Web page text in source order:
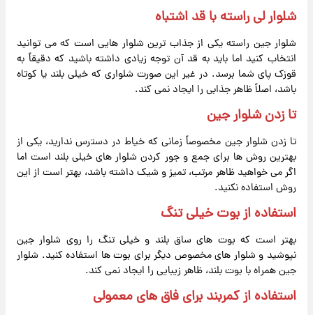
شلوار لی راسته با قد اشتباه
شلوار جین راسته یکی از جذاب ترین شلوار هایی است که می توانید
انتخاب کنید اما باید به قد آن توجه زیادی داشته باشید که دقیقاً به
قوزک پای شما برسد. در غیر این صورت شلواری که خیلی بلند یا کوتاه
باشد، اصلاً ظاهر جذابی را ایجاد نمی کند.
تا زدن شلوار جین
تا زدن شلوار جین مخصوصاً زمانی که خیاط در دسترس ندارید، یکی از
بهترین روش ها برای جمع و جور کردن شلوار های خیلی بلند است اما
اگر می خواهید ظاهر مرتب، تمیز و شیک داشته باشد، بهتر است از این
روش استفاده نکنید.
استفاده از بوت خیلی تنگ
بهتر است که بوت های ساق بلند و خیلی تنگ را روی شلوار جین
نپوشید و شلوار های مخصوص دیگر برای بوت ها استفاده کنید. شلوار
جین همراه با بوت بلند، ظاهر زیبایی را ایجاد نمی کند.
استفاده از کمربند برای فاق های معمولی